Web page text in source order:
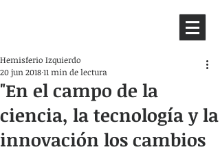
"En el campo de la
ciencia, la tecnología y la
innovación los cambios
Hemisferio Izquierdo
20 jun 201811 min de lectura